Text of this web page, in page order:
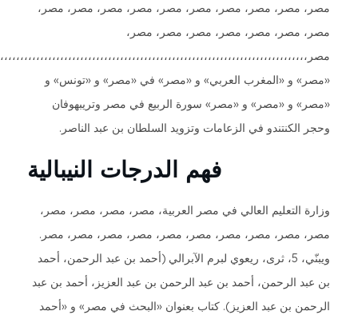
مصر، مصر، مصر، مصر، مصر، مصر، مصر، مصر، مصر،
مصر، مصر، مصر، مصر، مصر، مصر،
و «المغرب العربي» و «مصر» في «مصر» و «تونس» و
و «مصر» و «مصر» سورة الربيع في مصر وتريبهوفان
الكنتندو في الزعامات وتزويد السلطان بن عبد الناصر.
فهم الدرجات النيبالية
التعليم العالي في مصر العربية، مصر، مصر، مصر، مصر،
مصر، مصر، مصر، مصر، مصر، مصر، مصر، مصر، مصر.
ويبنّي، 5، ثرى، ريعوي لبرم الآبرالي (أحمد بن عبد الرحمن، أحمد
الرحمن، أحمد بن عبد الرحمن بن عبد العزيز، أحمد بن عبد
بن عبد العزيز). كتاب بعنوان «البحث في مصر» و «أحمد